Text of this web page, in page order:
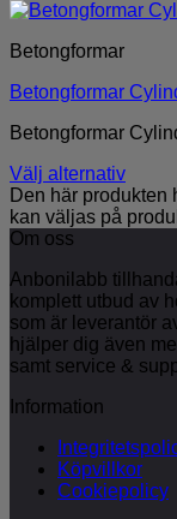
Betongformar
Betongformar
Betongformar
Välj alternativ
Den här produkten
kan väljas på
Om oss
Anbonilabb
komplett utbud av
som är leverantör
hjälper dig även
samt service &
Information
Köpvillkor
Cookiepolicy